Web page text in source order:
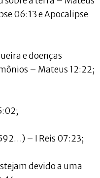
06:13 e Apocalipse
e doenças
– Mateus 12:22;
– I Reis 07:23;
devido a uma